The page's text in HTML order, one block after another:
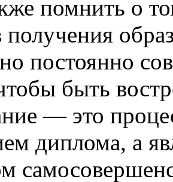
помнить о
получения
постоянно
быть
— это
диплома, а